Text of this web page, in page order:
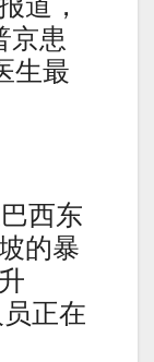
京患
生最
西东
的暴
正在